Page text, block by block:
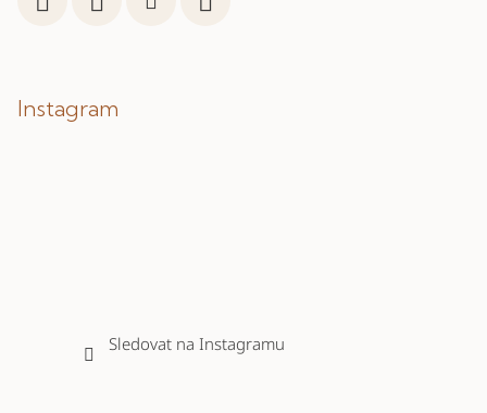
Instagram
Sledovat na Instagramu